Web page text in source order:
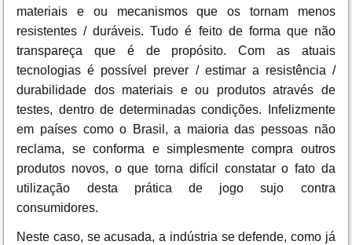
materiais e ou mecanismos que os tornam menos
resistentes / duráveis. Tudo é feito de forma que não
transpareça que é de propósito. Com as atuais
tecnologias é possível prever / estimar a resistência /
durabilidade dos materiais e ou produtos através de
testes, dentro de determinadas condições. Infelizmente
em países como o Brasil, a maioria das pessoas não
reclama, se conforma e simplesmente compra outros
produtos novos, o que torna difícil constatar o fato da
utilização desta prática de jogo sujo contra
consumidores.
Neste caso, se acusada, a indústria se defende, como já